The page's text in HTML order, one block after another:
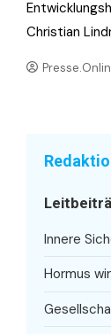
Christian
Innere
Hormus